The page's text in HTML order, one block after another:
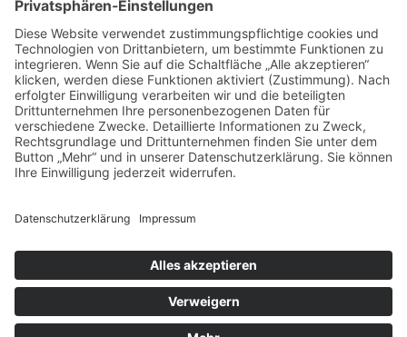
SCHREIBEN SIE UNS
SHOP BESUCHEN
IMPRESSUM|DATENSCHUTZ|SITEMAP